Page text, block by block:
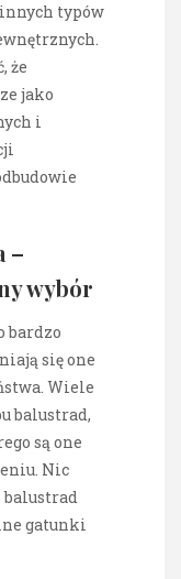
typów
że
jako
i
–
wybór
bardzo
się one
Wiele
balustrad,
są one
Nic
balustrad
gatunki